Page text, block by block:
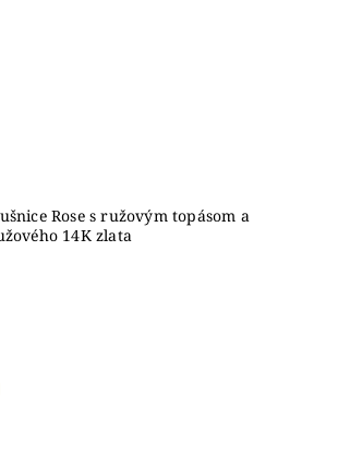
Rose s ružovým topásom a
14K zlata